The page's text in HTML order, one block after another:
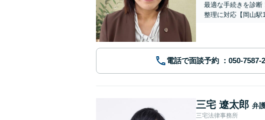
最適な手続きを診断
整理に対応【岡山駅
電話で面談予約
三宅 遼太郎 弁
三宅法律事務所